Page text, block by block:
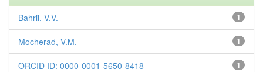
1
Bahrii, V.V.
1
Mocherad, V.M.
1
ORCID ID: 0000-0001-5650-8418